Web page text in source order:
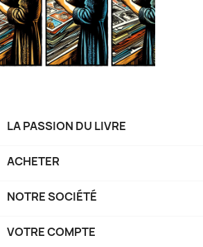
LA PASSION DU LIVRE
ACHETER
NOTRE SOCIÉTÉ
VOTRE COMPTE